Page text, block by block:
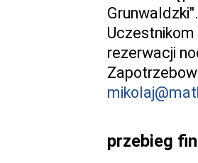
Grunwaldzki".
rezerwacji
przebieg